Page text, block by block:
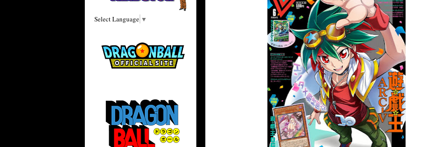
Select Language ▼